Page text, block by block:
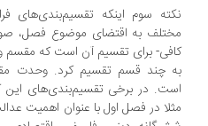
سوم اینکه تقسیم‌بندی‌های
به اقتضای موضوع فصل، صورت
برای تقسیم آن است که مقسم واحد
چند قسم تقسیم کرد. وحدت مقسم
در برخی تقسیم‌بندی‌های این کتاب
در فصل اول با عنوان اهمیت عدالت در